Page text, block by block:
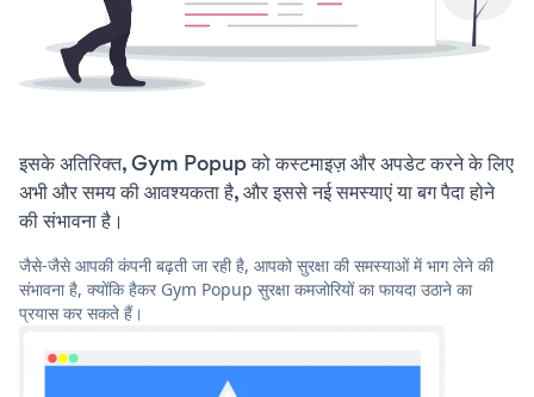
इसके अतिरिक्त, Gym Popup को कस्टमाइज़ और अपडेट करने के लिए
अभी और समय की आवश्यकता है, और इससे नई समस्याएं या बग पैदा होने
की संभावना है।
जैसे-जैसे आपकी कंपनी बढ़ती जा रही है, आपको सुरक्षा की समस्याओं में भाग लेने की
संभावना है, क्योंकि हैकर Gym Popup सुरक्षा कमजोरियों का फायदा उठाने का
प्रयास कर सकते हैं।